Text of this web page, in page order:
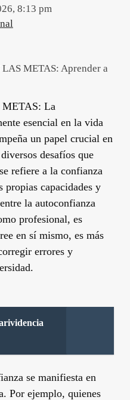
8:13 pm
METAS: Aprender a
La
esencial en la vida
un papel crucial en
desafíos que
refiere a la confianza
propias capacidades y
la autoconfianza
profesional, es
en sí mismo, es más
errores y
se manifiesta en
Por ejemplo, quienes